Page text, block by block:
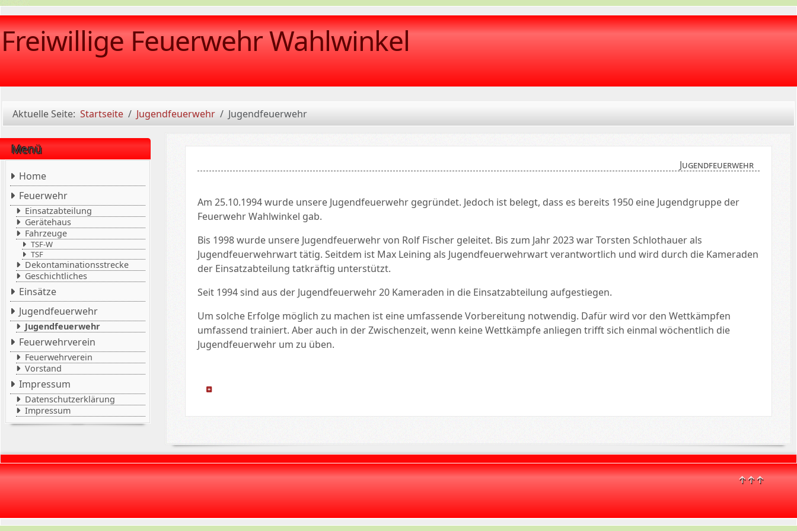
Freiwillige Feuerwehr Wahlwinkel
Aktuelle Seite: Startseite Jugendfeuerwehr Jugendfeuerwehr
↑↑↑
Menü
Home
Feuerwehr
Einsatzabteilung
Gerätehaus
Fahrzeuge
TSF-W
TSF
Dekontaminationsstrecke
Geschichtliches
Einsätze
Jugendfeuerwehr
Jugendfeuerwehr
Feuerwehrverein
Feuerwehrverein
Vorstand
Impressum
Datenschutzerklärung
Impressum
Jugendfeuerwehr
Am 25.10.1994 wurde unsere Jugendfeuerwehr gegründet. Jedoch ist belegt, dass es bereits 1950 eine Jugendgruppe der
Feuerwehr Wahlwinkel gab.
Bis 1998 wurde unsere Jugendfeuerwehr von Rolf Fischer geleitet. Bis zum Jahr 2023 war Torsten Schlothauer als
Jugendfeuerwehrwart tätig. Seitdem ist Max Leining als Jugendfeuerwehrwart verantwortlich und wird durch die Kameraden
der Einsatzabteilung tatkräftig unterstützt.
Seit 1994 sind aus der Jugendfeuerwehr 20 Kameraden in die Einsatzabteilung aufgestiegen.
Um solche Erfolge möglich zu machen ist eine umfassende Vorbereitung notwendig. Dafür wird vor den Wettkämpfen
umfassend trainiert. Aber auch in der Zwischenzeit, wenn keine Wettkämpfe anliegen trifft sich einmal wöchentlich die
Jugendfeuerwehr um zu üben.